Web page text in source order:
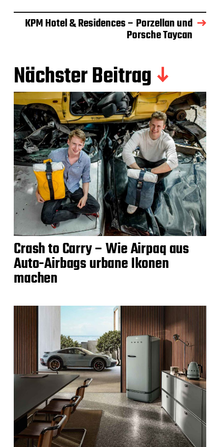
KPM Hotel & Residences – Porzellan und
Porsche Taycan
Nächster Beitrag
Crash to Carry – Wie Airpaq aus
Auto-Airbags urbane Ikonen
machen